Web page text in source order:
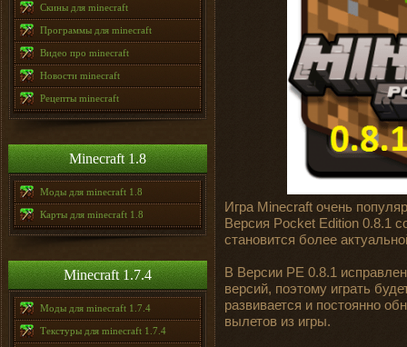
Скины для minecraft
Программы для minecraft
Видео про minecraft
Новости minecraft
Рецепты minecraft
Minecraft 1.8
Моды для minecraft 1.8
Карты для minecraft 1.8
Minecraft 1.7.4
Моды для minecraft 1.7.4
Текстуры для minecraft 1.7.4
Игра Minecraft очень
Версия Pocket Edition 0.8.1
становится более
В Версии PE 0.8.1
версий, поэтому играть
развивается и постоянно
вылетов из игры.